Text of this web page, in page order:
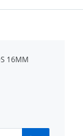
16MM